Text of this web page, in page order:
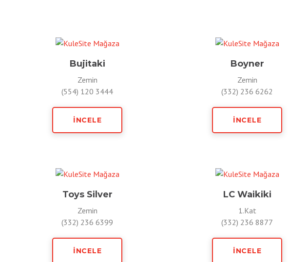
Bujitaki
Zemin
(554) 120 3444
İNCELE
Boyner
Zemin
(332) 236 6262
İNCELE
Toys Silver
Zemin
(332) 236 6399
İNCELE
LC Waikiki
1.Kat
(332) 236 8877
İNCELE